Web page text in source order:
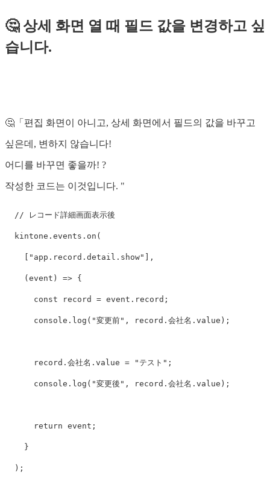
🤔 상세 화면 열 때 필드 값을 변경하고 싶
습니다.
🤔「편집 화면이 아니고, 상세 화면에서 필드의 값을 바꾸고
싶은데, 변하지 않습니다!
어디를 바꾸면 좋을까! ?
작성한 코드는 이것입니다. "
// レコード詳細画面表示後
kintone . events . on (
" app.record.detail.show" ],
( event ) => {
const record = event . record ;
console . log ( "変更前" , record . 会社名 . value );
record . 会社名 . value = " テスト " ;
console . log ( "変更後 " , record . 会社名 . value );
return event ;
}
);